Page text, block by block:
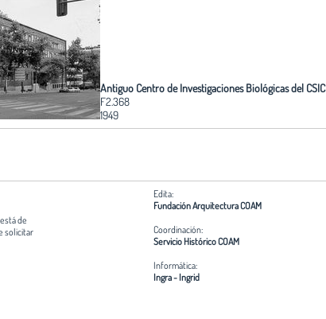
Antiguo Centro de Investigaciones Biológicas del CSIC
F2.368
1949
de
solicitar
Edita:
Fundación Arquitectura COAM
Coordinación:
Servicio Histórico COAM
Informática:
Ingra - Ingrid